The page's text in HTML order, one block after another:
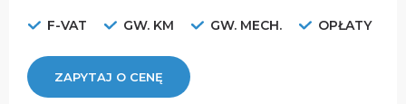
F-VAT GW. KM GW. MECH. OPŁATY
ZAPYTAJ O CENĘ